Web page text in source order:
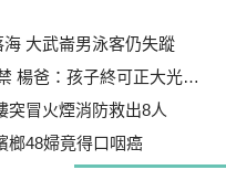
大武崙男泳客仍失蹤
：孩子終可正大光明存在
突冒火煙消防救出8人
榔48婦竟得口咽癌